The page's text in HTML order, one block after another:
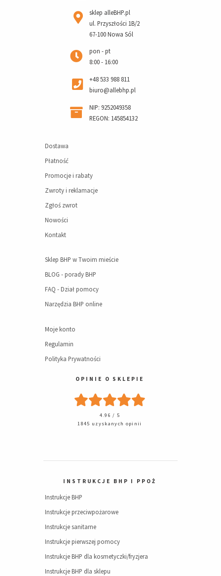
sklep alleBHP.pl
ul. Przyszłości 1B/2
67-100 Nowa Sól
pon - pt
8:00 - 16:00
+48 533 988 811
biuro@allebhp.pl
NIP: 9252049358
REGON: 145854132
Dostawa
Płatność
Promocje i rabaty
Zwroty i reklamacje
Zgłoś zwrot
Nowości
Kontakt
Sklep BHP w Twoim mieście
BLOG - porady BHP
FAQ - Dział pomocy
Narzędzia BHP online
Moje konto
Regulamin
Polityka Prywatności
OPINIE O SKLEPIE
4.96 / 5
1845 uzyskanych opinii
INSTRUKCJE BHP I PPOŻ
Instrukcje BHP
Instrukcje przeciwpożarowe
Instrukcje sanitarne
Instrukcje pierwszej pomocy
Instrukcje BHP dla kosmetyczki/fryzjera
Instrukcje BHP dla sklepu